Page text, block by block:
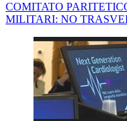
COMITATO
MILITARI: NO